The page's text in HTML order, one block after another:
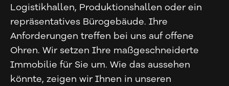
Logistikhallen, Produktionshallen oder ein
repräsentatives Bürogebäude. Ihre
Anforderungen treffen bei uns auf offene
Ohren. Wir setzen Ihre maßgeschneiderte
Immobilie für Sie um. Wie das aussehen
könnte, zeigen wir Ihnen in unseren